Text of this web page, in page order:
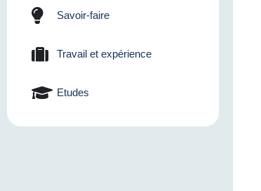
Savoir-faire
Travail et expérience
Etudes